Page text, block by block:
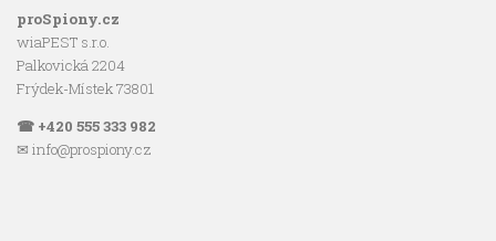
proSpiony.cz
wiaPEST s.r.o.
Palkovická 2204
Frýdek-Místek 73801
☎ +420 555 333 982
✉ info@prospiony.cz